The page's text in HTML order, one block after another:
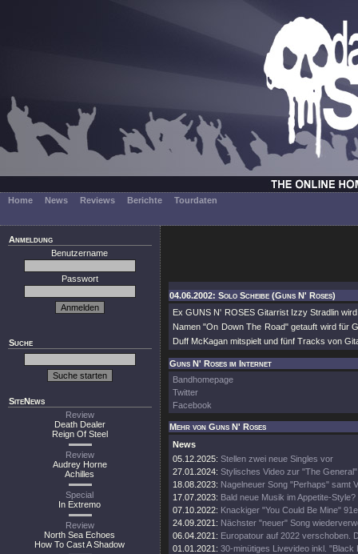
Home News Reviews Berichte Tourdaten
Anmeldung
Benutzername
Passwort
Suche
SiteNews
Review
Death Dealer
Reign Of Steel
Review
Audrey Horne
Achilles
Special
In Extremo
Review
North Sea Echoes
How To Cast A Shadow
04.06.2002: Solo Scheibe (Guns N' Roses)
Ex GUNS N' ROSES Gitarrist Izzy Stradlin
Namen "On Down The Road" getauft wird für
Duff McKagan mitspielt und fünf Tracks von
Guns N' Roses im Internet
Bandhomepage
Twitter
Facebook
Mehr von Guns N' Roses
News
05.12.2025: Stellen zwei neue Singles vor
27.01.2024: Stylisches Video zur "The General"
18.08.2023: Nagelneuer Song "Perhaps" samt
17.07.2023: Bald neue Musik im Appetite-Style?
07.10.2022: Knackiger "You Could Be Mine"
24.09.2021: Nächster "neuer" Song
06.04.2021: Europatour auf 2022 verschoben.
01.01.2021: 30-minütiges Livevideo inkl. "Black